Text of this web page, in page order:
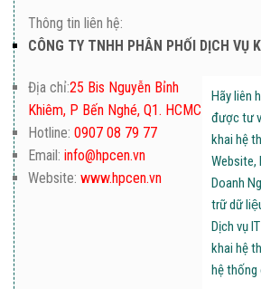
Thông tin liên hệ:
CÔNG TY TNHH PHÂN PHỐI DỊCH VỤ
Địa chỉ:25 Bis Nguyễn Bỉnh
Khiêm, P Bến Nghé, Q1. HCMC
Hotline: 0907 08 79 77
Email: info@hpcen.vn
Website: www.hpcen.vn
Hãy liên
được tư
khai hệ
Website,
Doanh
trữ dữ
Dịch vụ
khai hệ
hệ thống